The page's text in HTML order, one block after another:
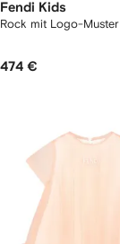
Fendi Kids
Rock mit Logo-Muster
474 €